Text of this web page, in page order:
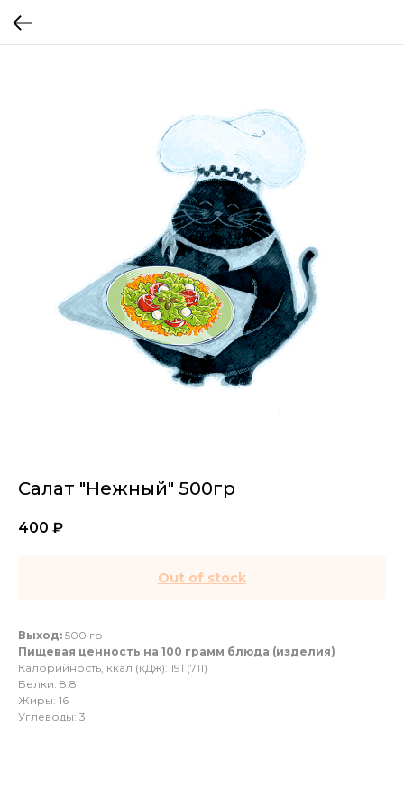
Салат "Нежный" 500гр
400 ₽
Out of stock
Выход: 500 гр
Пищевая ценность на 100 грамм блюда (изделия)
Калорийность, ккал (кДж): 191 (711)
Белки: 8.8
Жиры: 16
Углеводы: 3